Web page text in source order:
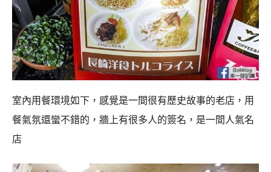
室內用餐環境如下，感覺是一間很有歷史故事的老店，用
餐氣氛還蠻不錯的，牆上有很多人的簽名，是一間人氣名
店